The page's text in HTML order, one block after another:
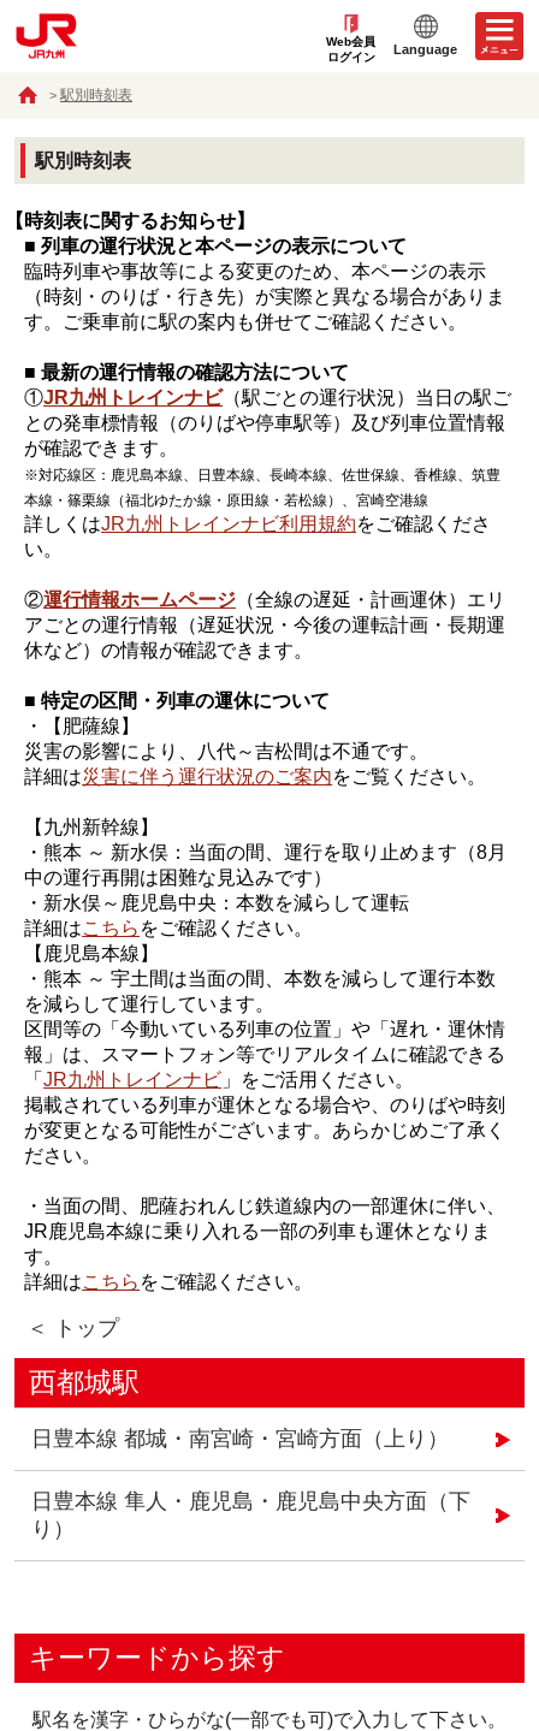
Web会員
ログイン
Language
駅別時刻表
駅別時刻表
【時刻表に関するお知らせ】
■ 列車の運行状況と本ページの表示について
臨時列車や事故等による変更のため、本ページの表示
（時刻・のりば・行き先）が実際と異なる場合がありま
す。ご乗車前に駅の案内も併せてご確認ください。
■ 最新の運行情報の確認方法について
①JR九州トレインナビ（駅ごとの運行状況）当日の駅ご
との発車標情報（のりばや停車駅等）及び列車位置情報
が確認できます。
※対応線区：鹿児島本線、日豊本線、長崎本線、佐世保線、香椎線、筑豊
本線・篠栗線（福北ゆたか線・原田線・若松線）、宮崎空港線
詳しくはJR九州トレインナビ利用規約をご確認くださ
い。
②運行情報ホームページ （全線の遅延・計画運休）エリ
アごとの運行情報（遅延状況・今後の運転計画・長期運
休など）の情報が確認できます。
■ 特定の区間・列車の運休について
・【肥薩線】
災害の影響により、八代～吉松間は不通です。
詳細は災害に伴う運行状況のご案内をご覧ください。
【九州新幹線】
・熊本 ～ 新水俣：当面の間、運行を取り止めます（8月
中の運行再開は困難な見込みです）
・新水俣～鹿児島中央：本数を減らして運転
詳細はこちら をご確認ください。
【鹿児島本線】
・熊本 ～ 宇土間は当面の間、本数を減らして運行本数
を減らして運行しています。
区間等の「今動いている列車の位置」や「遅れ・運休情
報」は、スマートフォン等でリアルタイムに確認できる
「JR九州トレインナビ 」をご活用ください。
掲載されている列車が運休となる場合や、のりばや時刻
が変更となる可能性がございます。あらかじめご了承く
ださい。
・当面の間、肥薩おれんじ鉄道線内の一部運休に伴い、
JR鹿児島本線に乗り入れる一部の列車も運休となりま
す。
詳細はこちら をご確認ください。
＜ トップ
西都城駅
日豊本線 都城・南宮崎・宮崎方面（上り）
日豊本線 隼人・鹿児島・鹿児島中央方面（下
り）
キーワードから探す
駅名を漢字・ひらがな(一部でも可)で入力して下さい。